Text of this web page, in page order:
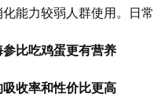
能力较弱人群使用。日
比吃鸡蛋更有营养
收率和性价比更高